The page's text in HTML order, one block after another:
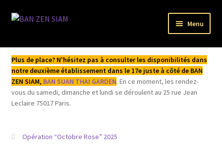
Aller
navigation
Aller
Menu
Bienvenue
le
menu
enfant
L’institut
Ouvrir
le
menu
Acheter / Réserver
Ouvrir
Plus de place? N'hésitez pas à consulter les disponibilités dans
notre deuxième établissement dans le 17e juste à côté de BAN
ZEN SIAM, BAN SUAN THAI GARDEN. En ce moment, les rendez-
vous du samedi, dimanche et lundi se déroulent au 25 rue Jean
Leclaire 75017 Paris.
Opération “Octobre Rose” 2025